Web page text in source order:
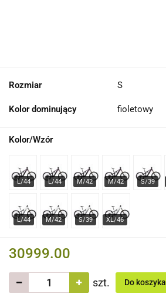
Rozmiar S
Kolor dominujący fioletowy
Kolor/Wzór
30999.00
szt. Do koszyka